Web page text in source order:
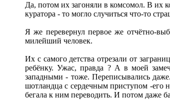
Да, потом их загоняли в комсомол. В их
куратора - то могло случиться что-то
Я же перевернул первое же отчётно-
милейший человек.
Их с самого детства отрезали от
ребёнку. Ужас, правда ? А в моей
западными - тоже. Переписывались
шотландца с сердечным приступом -его
бегала к ним переводить. И потом даже